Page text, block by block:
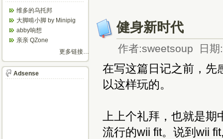
健身新时代
作者:sweetsoup 日期
在写这篇日记之前，先
以这样玩的。
上上个礼拜，也就是
流行的wii fit。说到wii
维多的乌托邦
大脚啃小脚 by Minipig
abby响想
亲亲 QZone
更多链接…
Adsense